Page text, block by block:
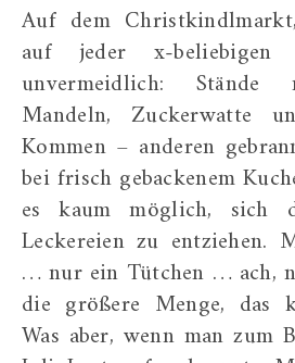
Auf dem Christkindlmarkt, auf der Wiesn,
auf jeder x-
unvermeidlich: Stände
Mandeln, Zuckerwatte
Kommen – anderen
bei frisch gebackenem
es kaum möglich, sich
Leckereien zu entziehen.
… nur ein Tütchen … ach,
die größere Menge, das
Was aber, wenn man zum